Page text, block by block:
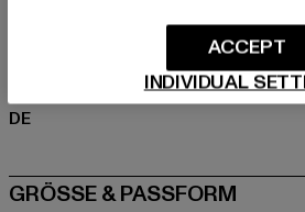
Hersteller: TB International GmbH |
Dr.-Robert-Murjahn-Straße 7 |
DE
GRÖSSE & PASSFORM
INDIVIDUAL
ACCEPT